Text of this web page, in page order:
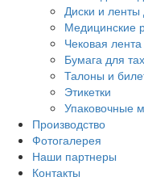
Диски и
Медицинские
Чековая лента
Бумага для
Талоны и
Этикетки
Упаковочные
Производство
Фотогалерея
Наши партнеры
Контакты